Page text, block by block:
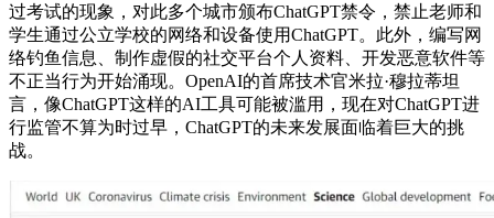
过考试的现象，对此多个城市颁布ChatGPT禁令，禁止老师和
学生通过公立学校的网络和设备使用ChatGPT。此外，编写网
络钓鱼信息、制作虚假的社交平台个人资料、开发恶意软件等
不正当行为开始涌现。OpenAI的首席技术官米拉·穆拉蒂坦
言，像ChatGPT这样的AI工具可能被滥用，现在对ChatGPT进
行监管不算为时过早，ChatGPT的未来发展面临着巨大的挑
战。